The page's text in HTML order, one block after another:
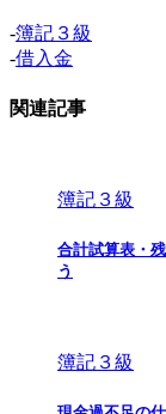
-簿記３級
-借入金
関連記事
簿記３級
合計試算表・
う
簿記３級